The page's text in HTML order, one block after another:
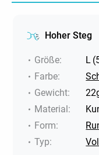
Hoher Steg
Größe: L (
Farbe:
Gewicht:
Material:
Form:
Typ: